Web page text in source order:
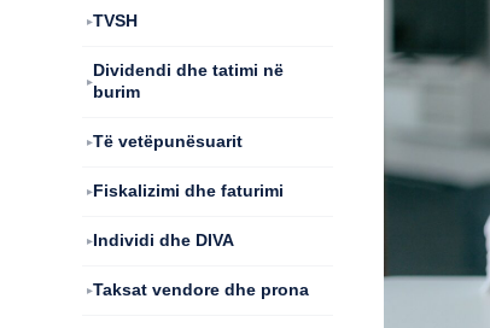
TVSH
Dividendi dhe tatimi në
burim
Të vetëpunësuarit
Fiskalizimi dhe faturimi
Individi dhe DIVA
Taksat vendore dhe prona